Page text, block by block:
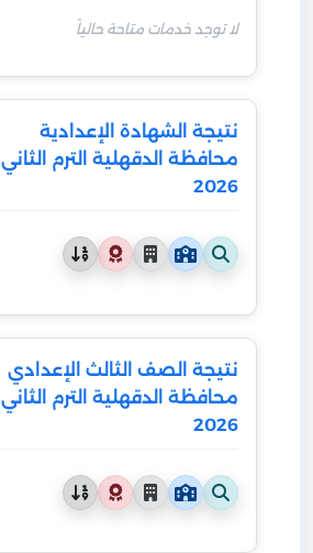
لا توجد خدمات متاحة حالياً
نتيجة الشهادة الإعدادية
محافظة الدقهلية الترم الثاني
2026
نتيجة الصف الثالث الإعدادي
محافظة الدقهلية الترم الثاني
2026